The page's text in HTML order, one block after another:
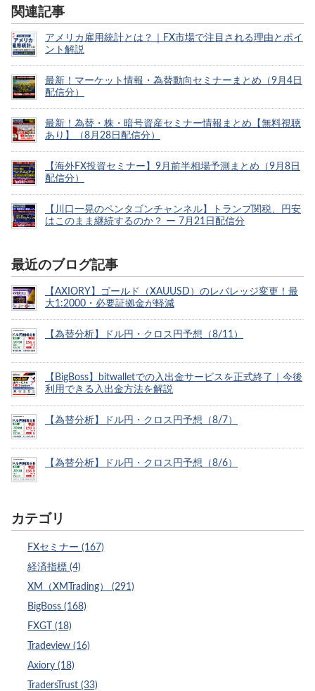
関連記事
アメリカ雇用統計とは？｜FX市場で注目される理由とポイ
ント解説
最新！マーケット情報・為替動向セミナーまとめ（9月4日
配信分）
最新！為替・株・暗号資産セミナー情報まとめ【無料視聴
あり】（8月28日配信分）
【海外FX投資セミナー】9月前半相場予測まとめ（9月8日
配信分）
【川口一晃のペンタゴンチャンネル】トランプ関税、円安
はこのまま継続するのか？ ー 7月21日配信分
最近のブログ記事
【AXIORY】ゴールド（XAUUSD）のレバレッジ変更！最
大1:2000・必要証拠金が軽減
【為替分析】ドル円・クロス円予想（8/11）
【BigBoss】bitwalletでの入出金サービスを正式終了｜今後
利用できる入出金方法を解説
【為替分析】ドル円・クロス円予想（8/7）
【為替分析】ドル円・クロス円予想（8/6）
カテゴリ
FXセミナー (167)
経済指標 (4)
XM（XMTrading） (291)
BigBoss (168)
FXGT (18)
Tradeview (16)
Axiory (18)
TradersTrust (33)